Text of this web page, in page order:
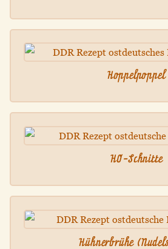
Hoppelpoppel
HO-Schnitte
Hühnerbrühe